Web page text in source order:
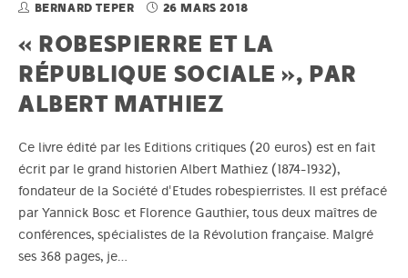
BERNARD TEPER 26 MARS 2018
« ROBESPIERRE ET LA
RÉPUBLIQUE SOCIALE », PAR
ALBERT MATHIEZ
Ce livre édité par les Editions critiques (20 euros) est en fait
écrit par le grand historien Albert Mathiez (1874-1932),
fondateur de la Société d'Etudes robespierristes. Il est préfacé
par Yannick Bosc et Florence Gauthier, tous deux maîtres de
conférences, spécialistes de la Révolution française. Malgré
ses 368 pages, je…